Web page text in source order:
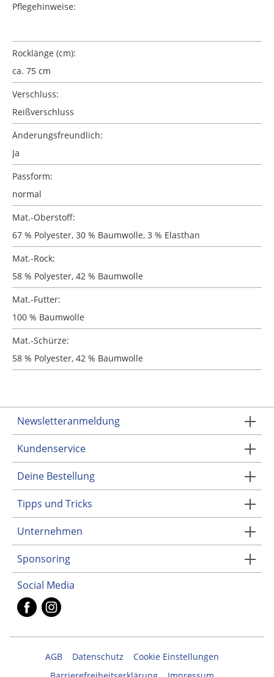
Pflegehinweise:
Rocklänge (cm):
ca. 75 cm
Verschluss:
Reißverschluss
Änderungsfreundlich:
Ja
Passform:
normal
Mat.-Oberstoff:
67 % Polyester, 30 % Baumwolle, 3 % Elasthan
Mat.-Rock:
58 % Polyester, 42 % Baumwolle
Mat.-Futter:
100 % Baumwolle
Mat.-Schürze:
58 % Polyester, 42 % Baumwolle
Newsletteranmeldung
Kundenservice
Deine Bestellung
Tipps und Tricks
Unternehmen
Sponsoring
Social Media
AGB Datenschutz
Cookie Einstellungen